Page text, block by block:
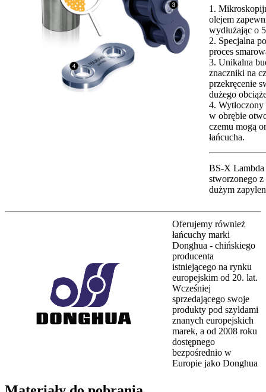
1.
olejem
wydłużając o
2. Specjalna
proces
3. Unikalna
znaczniki na
przekręcenie
dużego
4.
w obrębie
czemu mogą
łańcucha.
BS-X Lambda
stworzonego
dużym
Oferujemy również
łańcuchy marki
Donghua - chińskiego
producenta
istniejącego na rynku
europejskim od 20. lat.
Wcześniej
sprzedającego swoje
produkty pod szyldami
znanych europejskich
marek, a od 2008 roku
dostępnego
bezpośrednio w
Europie jako Donghua